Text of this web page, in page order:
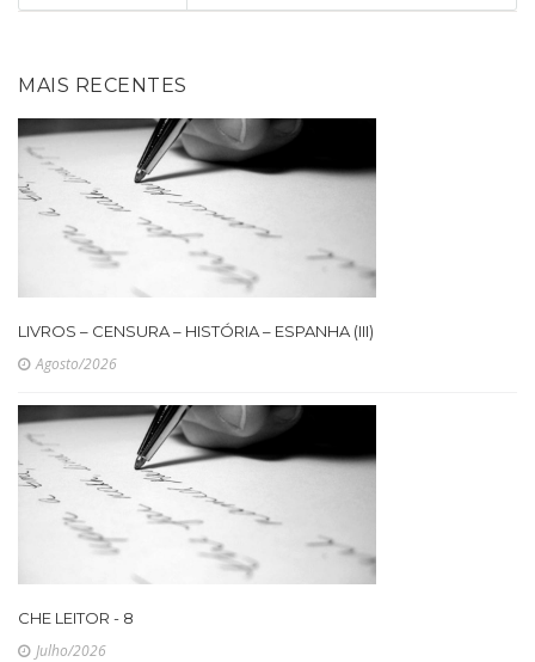
MAIS RECENTES
LIVROS – CENSURA – HISTÓRIA – ESPANHA (III)
Agosto/2026
CHE LEITOR - 8
Julho/2026